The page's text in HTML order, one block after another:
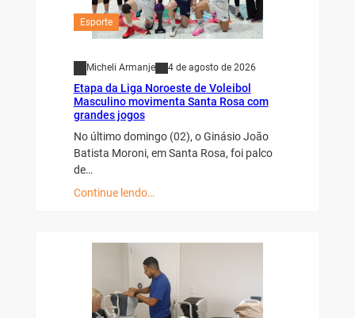
Esporte
Micheli Armanje 4 de agosto de 2026
Etapa da Liga Noroeste de Voleibol
Masculino movimenta Santa Rosa com
grandes jogos
No último domingo (02), o Ginásio João
Batista Moroni, em Santa Rosa, foi palco
de…
Continue lendo…